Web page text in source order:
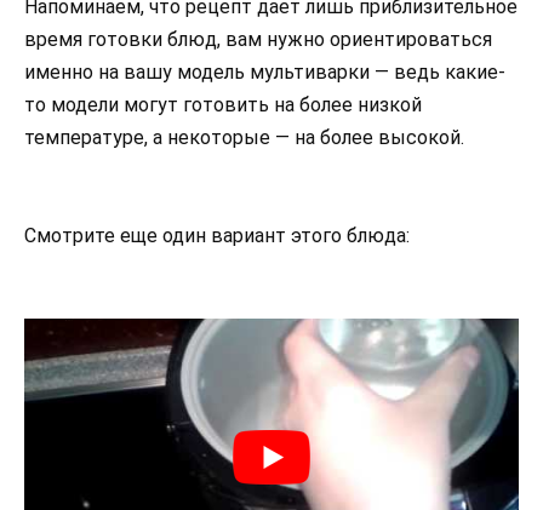
Напоминаем, что рецепт дает лишь приблизительное
время готовки блюд, вам нужно ориентироваться
именно на вашу модель мультиварки — ведь какие-
то модели могут готовить на более низкой
температуре, а некоторые — на более высокой.
Смотрите еще один вариант этого блюда: